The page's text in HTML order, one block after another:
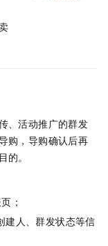
、活动推广的群发
购，导购确认后再
。
；
建人、群发状态等信